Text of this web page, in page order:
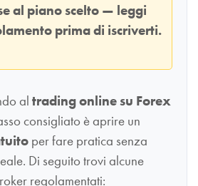
al piano scelto — leggi
prima di iscriverti.
al trading online su Forex
consigliato è aprire un
per fare pratica senza
Di seguito trovi alcune
regolamentati: